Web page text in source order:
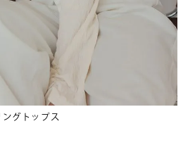
グトップス